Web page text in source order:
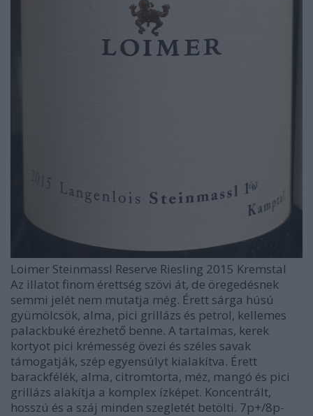
Loimer Steinmassl Reserve Riesling 2015 Kremstal
Az illatot finom érettség szövi át, de öregedésnek
semmi jelét nem mutatja még. Érett sárga húsú
gyümölcsök, alma, pici grillázs és petrol, kellemes
palackbuké érezhető benne. A tartalmas, kerek
kortyot pici krémesség övezi és széles savak
támogatják, szép egyensúlyt kialakítva. Érett
barackfélék, alma, citromtorta, méz, mangó és pici
grillázs alakítja a komplex ízképet. Koncentrált,
hosszú és a száj minden szegletét betölti. 7p+/8p-